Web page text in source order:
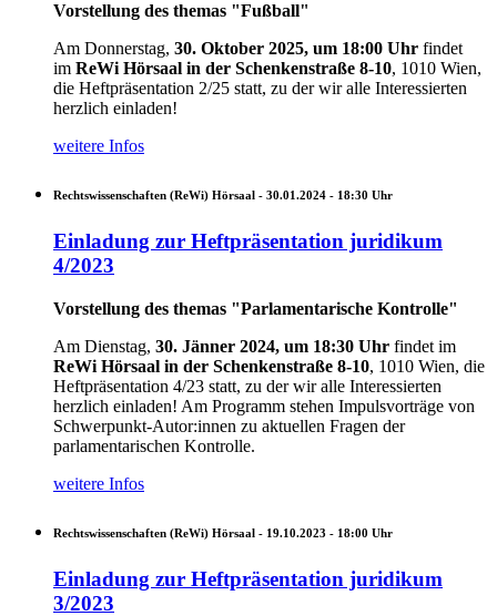
Vorstellung des themas "Fußball"
Am Donnerstag, 30. Oktober 2025, um 18:00 Uhr findet
im ReWi Hörsaal in der Schenkenstraße 8-10, 1010 Wien,
die Heftpräsentation 2/25 statt, zu der wir alle Interessierten
herzlich einladen!
weitere Infos
Rechtswissenschaften (ReWi) Hörsaal - 30.01.2024 - 18:30 Uhr
Einladung zur Heftpräsentation juridikum
4/2023
Vorstellung des themas "Parlamentarische Kontrolle"
Am Dienstag, 30. Jänner 2024, um 18:30 Uhr findet im
ReWi Hörsaal in der Schenkenstraße 8-10, 1010 Wien, die
Heftpräsentation 4/23 statt, zu der wir alle Interessierten
herzlich einladen! Am Programm stehen Impulsvorträge von
Schwerpunkt-Autor:innen zu aktuellen Fragen der
parlamentarischen Kontrolle.
weitere Infos
Rechtswissenschaften (ReWi) Hörsaal - 19.10.2023 - 18:00 Uhr
Einladung zur Heftpräsentation juridikum
3/2023